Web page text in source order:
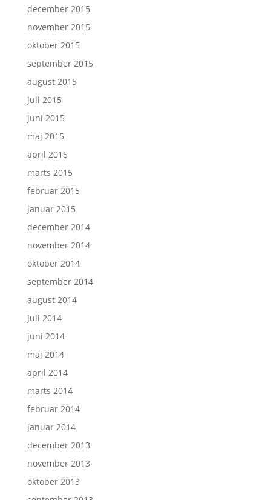
december 2015
november 2015
oktober 2015
september 2015
august 2015
juli 2015
juni 2015
maj 2015
april 2015
marts 2015
februar 2015
januar 2015
december 2014
november 2014
oktober 2014
september 2014
august 2014
juli 2014
juni 2014
maj 2014
april 2014
marts 2014
februar 2014
januar 2014
december 2013
november 2013
oktober 2013